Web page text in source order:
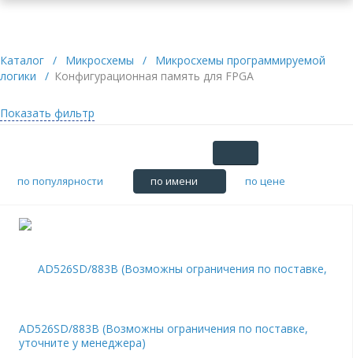
Каталог / Микросхемы /
Микросхемы программируемой
логики
/ Конфигурационная память для FPGA
Показать фильтр
по популярности по имени по цене
AD526SD/883B (Возможны ограничения по поставке,
уточните у менеджера)